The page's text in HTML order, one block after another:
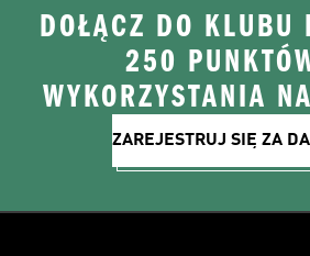
DOŁĄCZ DO KLUBU
250
WYKORZYSTANIA
ZAREJESTRUJ SIĘ ZA